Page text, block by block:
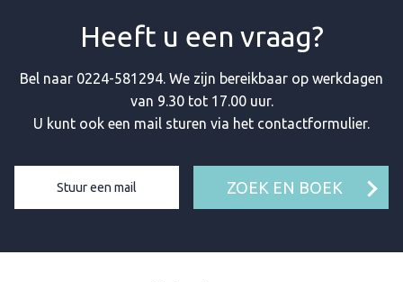
Heeft u een vraag?
Bel naar 0224-581294. We zijn bereikbaar op werkdagen
van 9.30 tot 17.00 uur.
U kunt ook een mail sturen via het contactformulier.
Stuur een mail ZOEK EN BOEK